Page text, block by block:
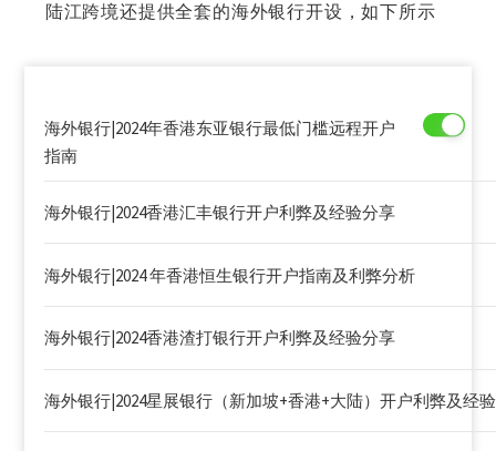
陆江跨境还提供全套的海外银行开设，如下所示
海外银行|2024年香港东亚银行最低门槛远程开户
指南
海外银行|2024香港汇丰银行开户利弊及经验分享
海外银行|2024 年香港恒生银行开户指南及利弊分析
海外银行|2024香港渣打银行开户利弊及经验分享
海外银行|2024星展银行（新加坡+香港+大陆）开户利弊及经